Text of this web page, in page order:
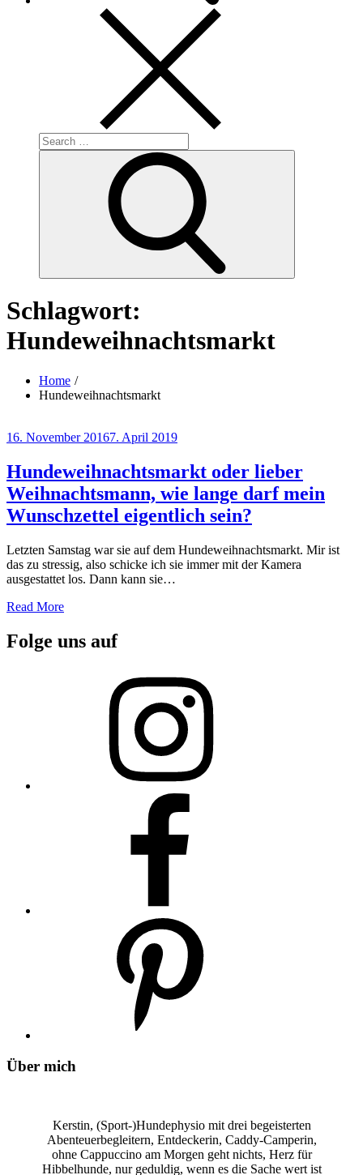
Search
for:
Schlagwort:
Hundeweihnachtsmarkt
Home
Hundeweihnachtsmarkt
Posted
16. November 20167. April 2019
Hundeweihnachtsmarkt oder lieber
Weihnachtsmann, wie lange darf mein
Wunschzettel eigentlich sein?
Letzten Samstag war sie auf dem Hundeweihnachtsmarkt. Mir ist
das zu stressig, also schicke ich sie immer mit der Kamera
ausgestattet los. Dann kann sie…
Read More
Folge uns auf
Über mich
Kerstin, (Sport-)Hundephysio mit drei begeisterten
Abenteuerbegleitern, Entdeckerin, Caddy-Camperin,
ohne Cappuccino am Morgen geht nichts, Herz für
Hibbelhunde, nur geduldig, wenn es die Sache wert ist